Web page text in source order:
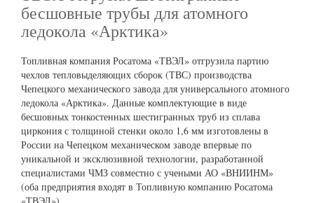
бесшовные трубы для атомного
ледокола «Арктика»
Топливная компания Росатома «ТВЭЛ» отгрузила партию
чехлов тепловыделяющих сборок (ТВС) производства
Чепецкого механического завода для универсального атомного
ледокола «Арктика». Данные комплектующие в виде
бесшовных тонкостенных шестигранных труб из сплава
циркония с толщиной стенки около 1,6 мм изготовлены в
России на Чепецком механическом заводе впервые по
уникальной и эксклюзивной технологии, разработанной
специалистами ЧМЗ совместно с учеными АО «ВНИИНМ»
(оба предприятия входят в Топливную компанию Росатома
«ТВЭЛ»).